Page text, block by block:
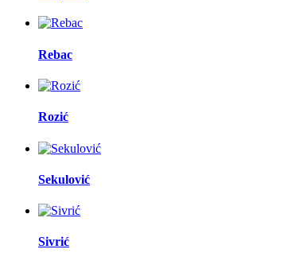
Rebac
Rozić
Sekulović
Sivrić